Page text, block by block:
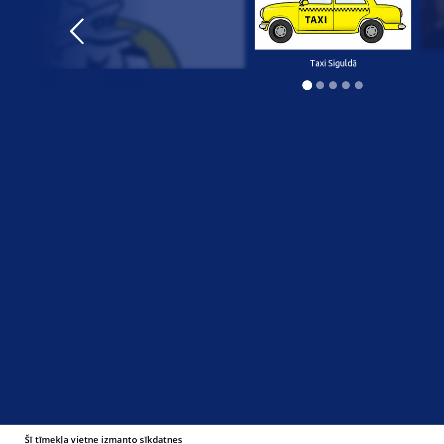
Taxi Siguldā
Šī tīmekļa vietne izmanto sīkdatnes